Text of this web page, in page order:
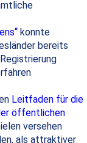
konnte
bereits
Leitfaden für die
öffentlichen
versehen
als attraktiver